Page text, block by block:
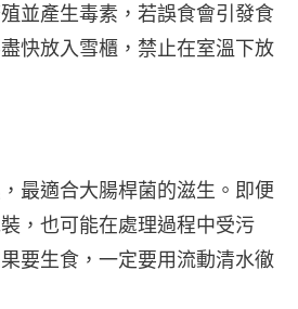
並產生毒素，若誤食會引發食
快放入雪櫃，禁止在室溫下放
最適合大腸桿菌的滋生。即便
，也可能在處理過程中受污
要生食，一定要用流動清水徹